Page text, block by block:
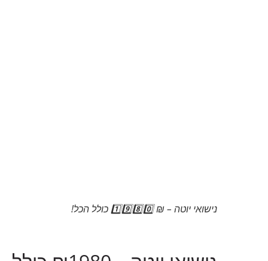
נישואי יוטה – ₪ 1️⃣9️⃣8️⃣0️⃣ כולל הכל!